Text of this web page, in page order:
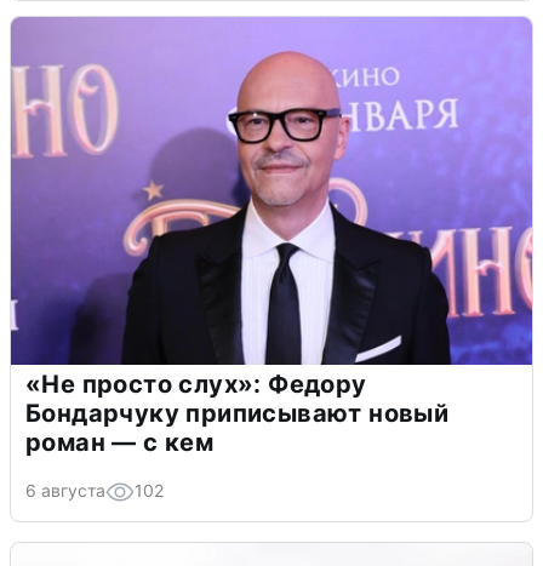
«Не просто слух»: Федору
Бондарчуку приписывают новый
роман — с кем
6 августа 102